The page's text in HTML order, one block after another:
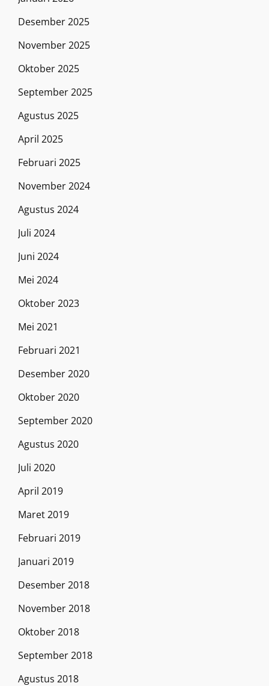
Desember 2025
November 2025
Oktober 2025
September 2025
Agustus 2025
April 2025
Februari 2025
November 2024
Agustus 2024
Juli 2024
Juni 2024
Mei 2024
Oktober 2023
Mei 2021
Februari 2021
Desember 2020
Oktober 2020
September 2020
Agustus 2020
Juli 2020
April 2019
Maret 2019
Februari 2019
Januari 2019
Desember 2018
November 2018
Oktober 2018
September 2018
Agustus 2018